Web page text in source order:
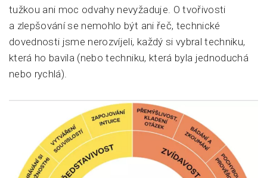
tužkou ani moc odvahy nevyžaduje. O tvořivosti
a zlepšování se nemohlo být ani řeč, technické
dovednosti jsme nerozvíjeli, každý si vybral techniku,
která ho bavila (nebo techniku, která byla jednoduchá
nebo rychlá).